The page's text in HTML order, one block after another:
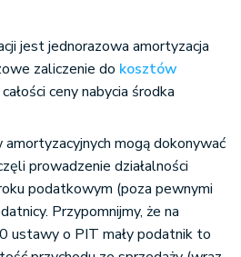
jest jednorazowa amortyzacja
zaliczenie do kosztów
całości ceny nabycia środka
mogą dokonywać
prowadzenie działalności
podatkowym (poza pewnymi
Przypomnijmy, że na
ustawy o PIT mały podatnik to